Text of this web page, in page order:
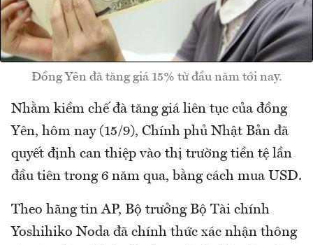
Đồng Yên đã tăng giá 15% từ đầu năm tới nay.
Nhằm kiềm chế đà tăng giá liên tục của đồng
Yên, hôm nay (15/9), Chính phủ Nhật Bản đã
quyết định can thiệp vào thị trường tiền tệ lần
đầu tiên trong 6 năm qua, bằng cách mua USD.
Theo hãng tin AP, Bộ trưởng Bộ Tài chính
Yoshihiko Noda đã chính thức xác nhận thông